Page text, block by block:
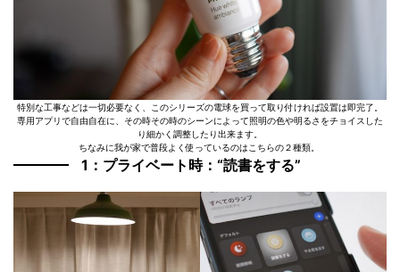
特別な工事などは一切必要なく、このシリーズの電球を買って取り付ければ設置は即完了。
専用アプリで自由自在に、その時その時のシーンによって照明の色や明るさをチョイスした
り細かく調整したり出来ます。
ちなみに我が家で普段よく使っているのはこちらの２種類。
1：プライベート時：“読書をする”